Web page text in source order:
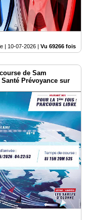
| 10-07-2026 | Vu 69266 fois
de Sam
Prévoyance sur